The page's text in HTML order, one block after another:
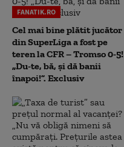
FANATIK.RO
Cel mai bine plătit jucător
din SuperLiga a fost pe
teren la CFR – Tromso 0-5!
„Du-te, bă, și dă banii
înapoi!”. Exclusiv